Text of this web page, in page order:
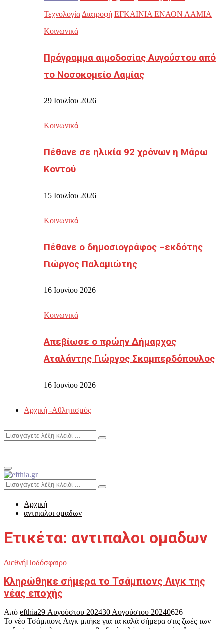
Τεχνολογία Διατροφή ΕΓΚΑΙΝΙΑ ΕΝΑΟΝ ΛΑΜΙΑ
Κοινωνικά
Πρόγραμμα αιμοδοσίας Αυγούστου από
το Νοσοκομείο Λαμίας
29 Ιουλίου 2026
Κοινωνικά
Πέθανε σε ηλικία 92 χρόνων η Μάρω
Κοντού
15 Ιουλίου 2026
Κοινωνικά
Πέθανε ο δημοσιογράφος –εκδότης
Γιώργος Παλαμιώτης
16 Ιουνίου 2026
Κοινωνικά
Απεβίωσε ο πρώην Δήμαρχος
Αταλάντης Γιώργος Σκαμπερδόπουλος
16 Ιουνίου 2026
Αρχική -Αθλητισμός
Search
Search
Primary
Menu
Search
for:
Search
Αρχική
αντιπαλοι ομαδων
Ετικέτα: αντιπαλοι ομαδων
ΔιεθνήΠοδόσφαιρο
Κληρώθηκε σήμερα το Τσάμπιονς Λιγκ της
νέας εποχής
Από efthia29 Αυγούστου 202430 Αυγούστου 20240626
Το νέο Τσάμπιονς Λιγκ μπήκε για τα καλά σήμερα στις ζωές των